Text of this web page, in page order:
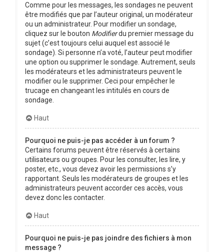
Comme pour les messages, les sondages ne peuvent
être modifiés que par l’auteur original, un modérateur
ou un administrateur. Pour modifier un sondage,
cliquez sur le bouton Modifierdu premier message du
sujet (c’est toujours celui auquel est associé le
sondage). Si personne n’a voté, l’auteur peut modifier
une option ou supprimer le sondage. Autrement, seuls
les modérateurs et les administrateurs peuvent le
modifier ou le supprimer. Ceci pour empêcher le
trucage en changeant les intitulés en cours de
sondage.
Haut
Pourquoi ne puis-je pas accéder à un forum ?
Certains forums peuvent être réservés à certains
utilisateurs ou groupes. Pour les consulter, les lire, y
poster, etc., vous devez avoir les permissions s’y
rapportant. Seuls les modérateurs de groupes et les
administrateurs peuvent accorder ces accès, vous
devez donc les contacter.
Haut
Pourquoi ne puis-je pas joindre des fichiers à mon
message ?